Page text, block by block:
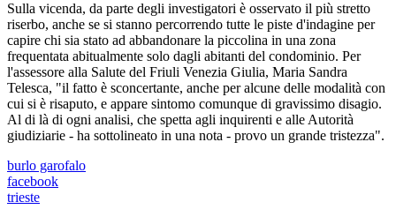
Sulla vicenda, da parte degli investigatori è osservato il più stretto
riserbo, anche se si stanno percorrendo tutte le piste d'indagine per
capire chi sia stato ad abbandonare la piccolina in una zona
frequentata abitualmente solo dagli abitanti del condominio. Per
l'assessore alla Salute del Friuli Venezia Giulia, Maria Sandra
Telesca, "il fatto è sconcertante, anche per alcune delle modalità con
cui si è risaputo, e appare sintomo comunque di gravissimo disagio.
Al di là di ogni analisi, che spetta agli inquirenti e alle Autorità
giudiziarie - ha sottolineato in una nota - provo un grande tristezza".
burlo garofalo
facebook
trieste